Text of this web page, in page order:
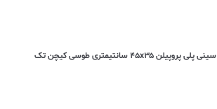
سینی پلی پروپیلن ۴۵x۳۵ سانتیمتری طوسی کیچن تک